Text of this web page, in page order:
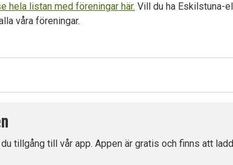
hela listan med föreningar här. Vill du ha Eskilstuna-
våra föreningar.
tillgång till vår app. Appen är gratis och finns att